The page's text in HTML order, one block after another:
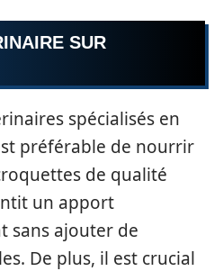
SUR
spécialisés en
préférable de nourrir
de qualité
un apport
sans ajouter de
De plus, il est crucial